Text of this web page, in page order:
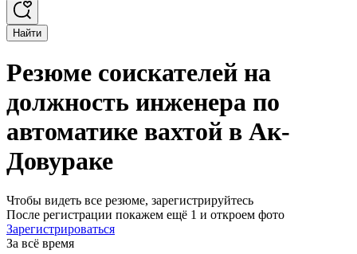
Найти
Резюме соискателей на
должность инженера по
автоматике вахтой в Ак-
Довураке
Чтобы видеть все резюме, зарегистрируйтесь
После регистрации покажем ещё 1 и откроем фото
Зарегистрироваться
За всё время